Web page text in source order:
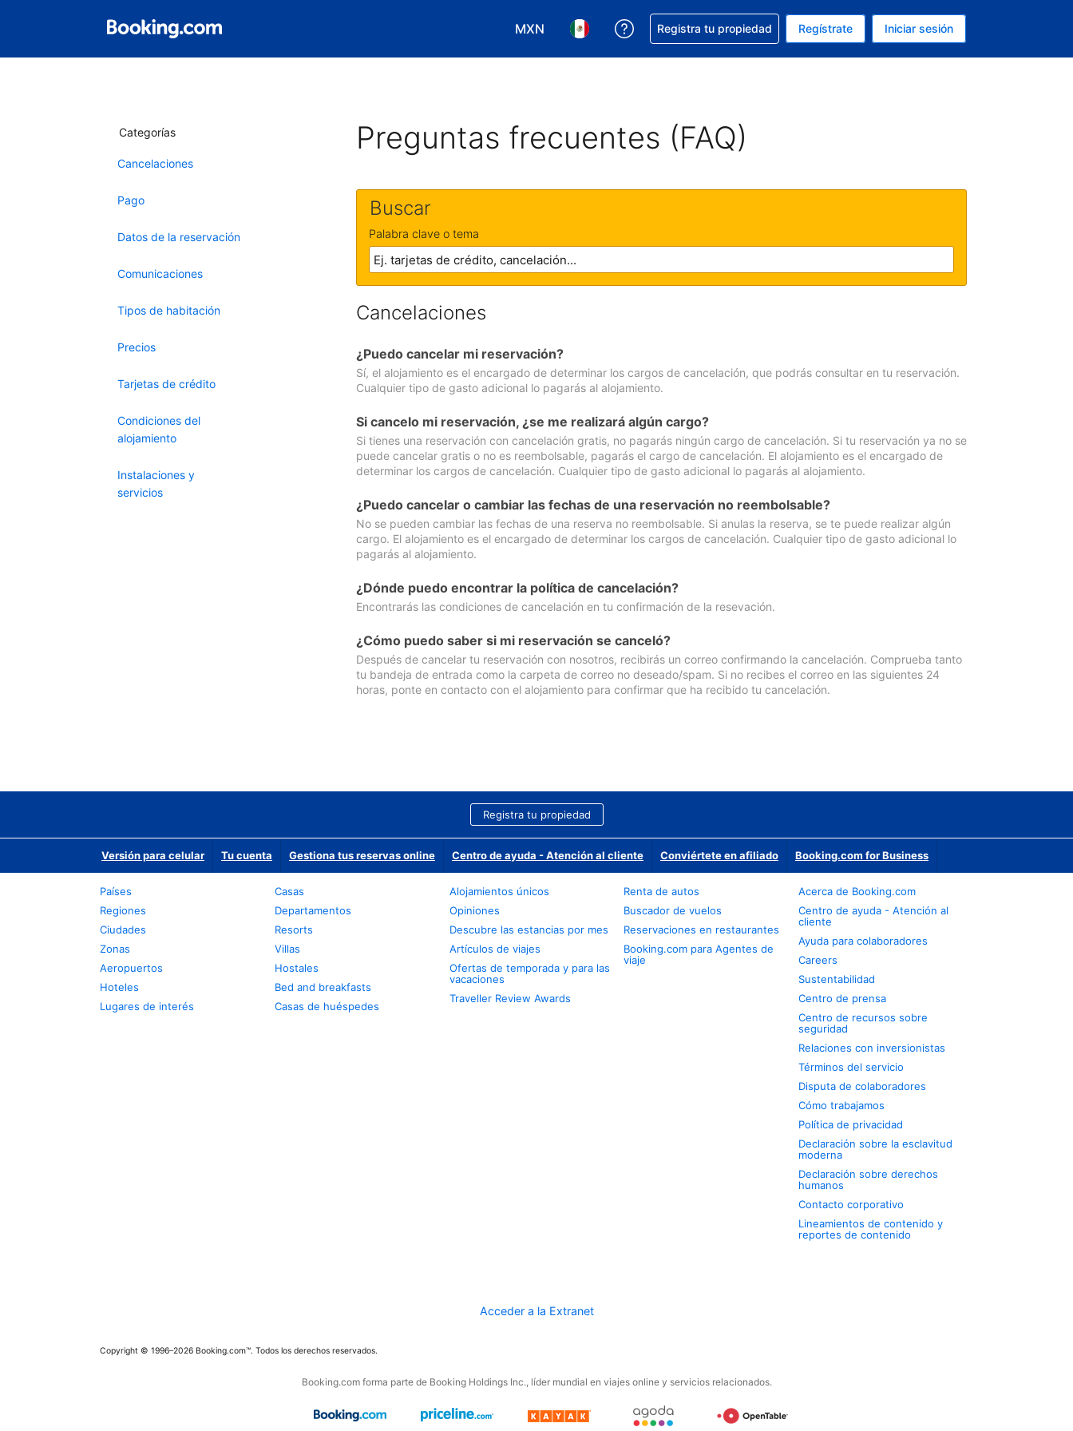
MXN
Elegir tu moneda. Tu moneda actual es Peso mexicano
Elegir el idioma que prefieres. Tu idioma actual es Español (México)
Obtener ayuda con la reservación
Registra tu propiedad Regístrate Iniciar sesión
Categorías
Cancelaciones
Pago
Datos de la reservación
Comunicaciones
Tipos de habitación
Precios
Tarjetas de crédito
Condiciones del
alojamiento
Instalaciones y
servicios
Preguntas frecuentes (FAQ)
Buscar
Palabra clave o tema
Cancelaciones
¿Puedo cancelar mi reservación?
Sí, el alojamiento es el encargado de determinar los cargos de cancelación, que podrás consultar en tu reservación.
Cualquier tipo de gasto adicional lo pagarás al alojamiento.
Si cancelo mi reservación, ¿se me realizará algún cargo?
Si tienes una reservación con cancelación gratis, no pagarás ningún cargo de cancelación. Si tu reservación ya no se
puede cancelar gratis o no es reembolsable, pagarás el cargo de cancelación. El alojamiento es el encargado de
determinar los cargos de cancelación. Cualquier tipo de gasto adicional lo pagarás al alojamiento.
¿Puedo cancelar o cambiar las fechas de una reservación no reembolsable?
No se pueden cambiar las fechas de una reserva no reembolsable. Si anulas la reserva, se te puede realizar algún
cargo. El alojamiento es el encargado de determinar los cargos de cancelación. Cualquier tipo de gasto adicional lo
pagarás al alojamiento.
¿Dónde puedo encontrar la política de cancelación?
Encontrarás las condiciones de cancelación en tu confirmación de la resevación.
¿Cómo puedo saber si mi reservación se canceló?
Después de cancelar tu reservación con nosotros, recibirás un correo confirmando la cancelación. Comprueba tanto
tu bandeja de entrada como la carpeta de correo no deseado/spam. Si no recibes el correo en las siguientes 24
horas, ponte en contacto con el alojamiento para confirmar que ha recibido tu cancelación.
Registra tu propiedad
Versión para celular Tu cuenta Gestiona tus reservas online Centro de ayuda - Atención al cliente Conviértete en afiliado Booking.com for Business
Países
Regiones
Ciudades
Zonas
Aeropuertos
Hoteles
Lugares de interés
Casas
Departamentos
Resorts
Villas
Hostales
Bed and breakfasts
Casas de huéspedes
Alojamientos únicos
Opiniones
Descubre las estancias por mes
Artículos de viajes
Ofertas de temporada y para las
vacaciones
Traveller Review Awards
Renta de autos
Buscador de vuelos
Reservaciones en restaurantes
Booking.com para Agentes de
viaje
Acerca de Booking.com
Centro de ayuda - Atención al
cliente
Ayuda para colaboradores
Careers
Sustentabilidad
Centro de prensa
Centro de recursos sobre
seguridad
Relaciones con inversionistas
Términos del servicio
Disputa de colaboradores
Cómo trabajamos
Política de privacidad
Declaración sobre la esclavitud
moderna
Declaración sobre derechos
humanos
Contacto corporativo
Lineamientos de contenido y
reportes de contenido
Acceder a la Extranet
Copyright © 1996–2026 Booking.com™. Todos los derechos reservados.
Booking.com forma parte de Booking Holdings Inc., líder mundial en viajes online y servicios relacionados.